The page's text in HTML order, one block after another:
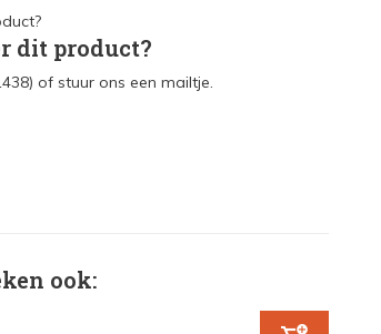
dit product?
of stuur ons een mailtje.
ook: